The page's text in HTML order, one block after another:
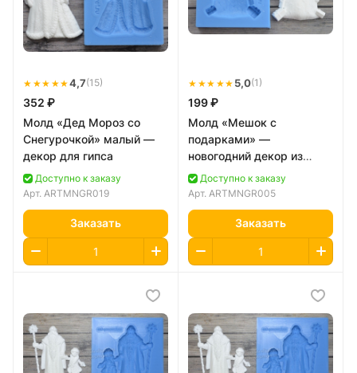
★★★★★4,7(15)
352 ₽
Молд «Дед Мороз со
Снегурочкой» малый —
декор для гипса
Доступно к заказу
Арт. ARTMNGR019
Заказать
★★★★★ 5,0(1)
199 ₽
Молд «Мешок с
подарками» —
новогодний декор из
гипсаДоступно к заказу
Арт. ARTMNGR005
Заказать